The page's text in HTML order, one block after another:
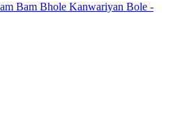
Bam Bhole Kanwariyan Bole -